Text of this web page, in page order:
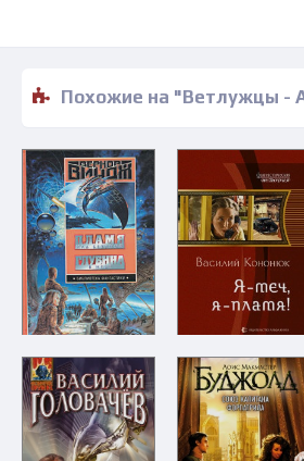
Похожие на "Ветлужцы - Андрей Архипов" книги читать бесплатно